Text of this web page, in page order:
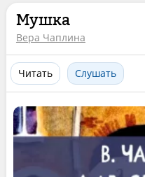
Мушка
Вера Чаплина
Читать Слушать